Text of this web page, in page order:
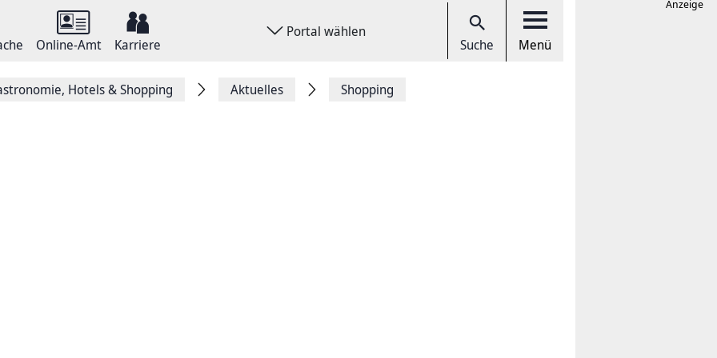
Online-Amt Karriere
Portal wählen
Suche Menü
Hotels & Shopping Aktuelles Shopping
Anzeige